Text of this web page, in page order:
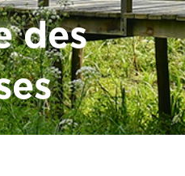
des